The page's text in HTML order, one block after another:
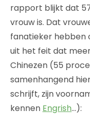
rapport blijkt dat
vrouw is. Dat
fanatieker hebben
uit het feit dat
Chinezen (55
samenhangend
schrijft, zijn
kennen Engrish…):